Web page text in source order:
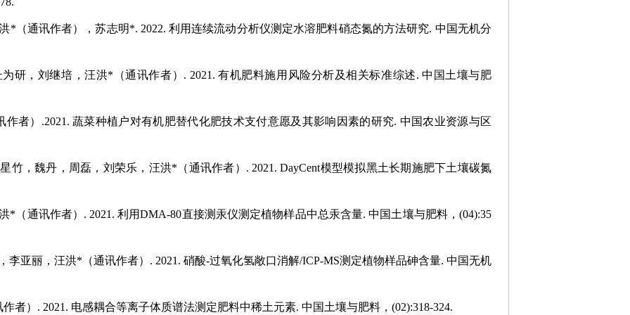
*（通讯作者），苏志明*. 2022. 利用连续流动分析仪测定水溶肥料硝态氮的方法研究. 中国无机分
研，刘继培，汪洪*（通讯作者）. 2021. 有机肥料施用风险分析及相关标准综述. 中国土壤与肥
作者）.2021. 蔬菜种植户对有机肥替代化肥技术支付意愿及其影响因素的研究. 中国农业资源与区
竹，魏丹，周磊，刘荣乐，汪洪*（通讯作者）. 2021. DayCent模型模拟黑土长期施肥下土壤碳氮
*（通讯作者）. 2021. 利用DMA-80直接测汞仪测定植物样品中总汞含量. 中国土壤与肥料，(04):35
李亚丽，汪洪*（通讯作者）. 2021. 硝酸-过氧化氢敞口消解/ICP-MS测定植物样品砷含量. 中国无机
者）. 2021. 电感耦合等离子体质谱法测定肥料中稀土元素. 中国土壤与肥料，(02):318-324.